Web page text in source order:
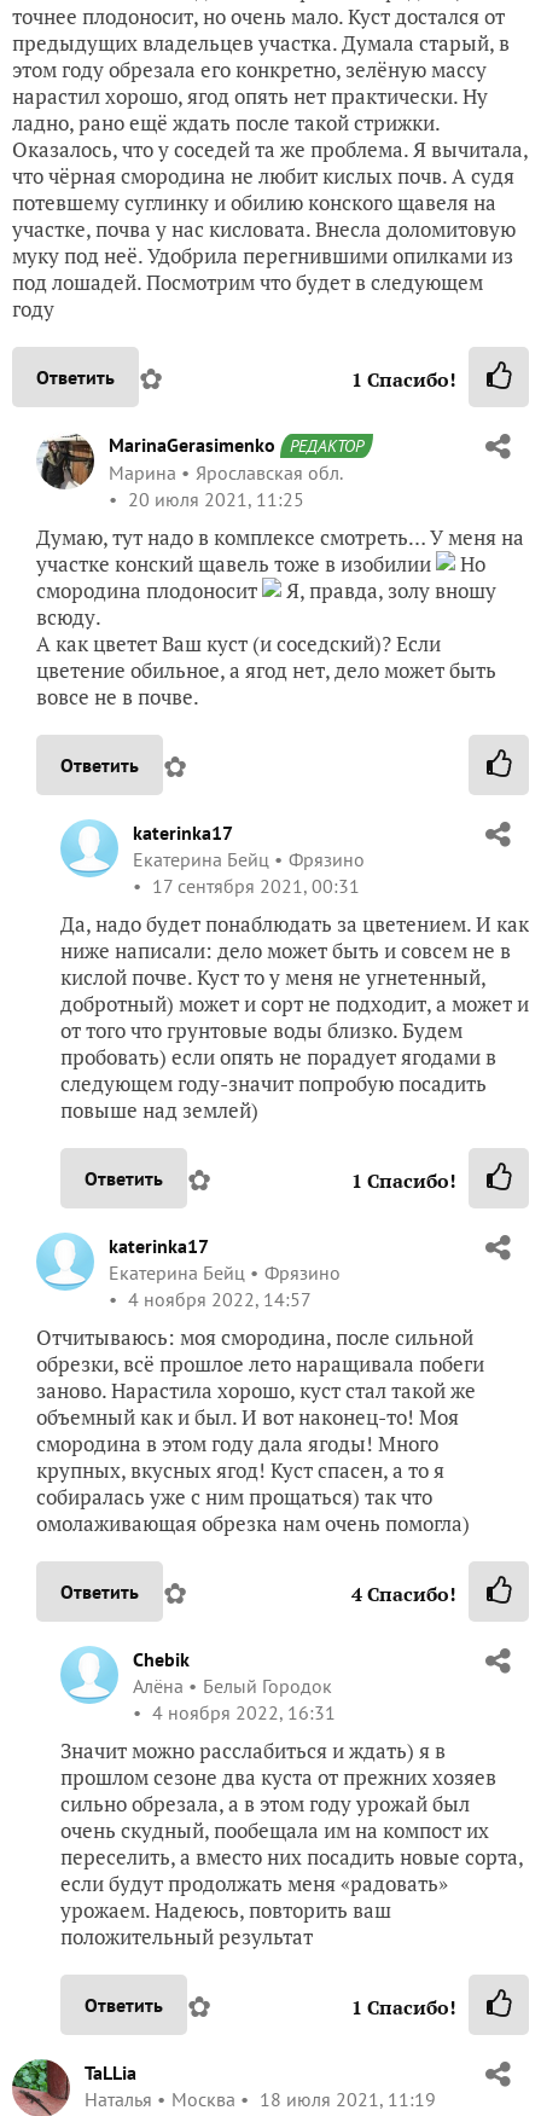
точнее плодоносит, но очень мало. Куст достался от
предыдущих владельцев участка. Думала старый, в
этом году обрезала его конкретно, зелёную массу
нарастил хорошо, ягод опять нет практически. Ну
ладно, рано ещё ждать после такой стрижки.
Оказалось, что у соседей та же проблема. Я вычитала,
что чёрная смородина не любит кислых почв. А судя
потевшему суглинку и обилию конского щавеля на
участке, почва у нас кисловата. Внесла доломитовую
муку под неё. Удобрила перегнившими опилками из
под лошадей. Посмотрим что будет в следующем
году
Ответить ✿ 1 Спасибо!
MarinaGerasimenko РЕДАКТОР
Марина
Ярославская обл.
20 июля 2021, 11:25
Думаю, тут надо в комплексе смотреть… У меня на
участке конский щавель тоже в изобилии
Но
смородина плодоносит
Я, правда, золу вношу
всюду.
А как цветет Ваш куст (и соседский)? Если
цветение обильное, а ягод нет, дело может быть
вовсе не в почве.
Ответить ✿
katerinka17
Екатерина Бейц
Фрязино
17 сентября 2021, 00:31
Да, надо будет понаблюдать за цветением. И как
ниже написали: дело может быть и совсем не в
кислой почве. Куст то у меня не угнетенный,
добротный) может и сорт не подходит, а может и
от того что грунтовые воды близко. Будем
пробовать) если опять не порадует ягодами в
следующем году-значит попробую посадить
повыше над землей)
Ответить ✿ 1 Спасибо!
katerinka17
Екатерина Бейц
Фрязино
4 ноября 2022, 14:57
Отчитываюсь: моя смородина, после сильной
обрезки, всё прошлое лето наращивала побеги
заново. Нарастила хорошо, куст стал такой же
объемный как и был. И вот наконец-то! Моя
смородина в этом году дала ягоды! Много
крупных, вкусных ягод! Куст спасен, а то я
собиралась уже с ним прощаться) так что
омолаживающая обрезка нам очень помогла)
Ответить ✿ 4Спасибо!
Chebik
Алёна
Белый Городок
4 ноября 2022, 16:31
Значит можно расслабиться и ждать) я в
прошлом сезоне два куста от прежних хозяев
сильно обрезала, а в этом году урожай был
очень скудный, пообещала им на компост их
переселить, а вместо них посадить новые сорта,
если будут продолжать меня «радовать»
урожаем. Надеюсь, повторить ваш
положительный результат
Ответить ✿ 1 Спасибо!
TaLLia
Наталья
Москва 18 июля 2021, 11:19